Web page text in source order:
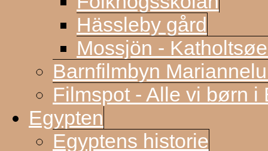
Hässleby gård
Mossjön -
Barnfilmbyn
Filmspot - Alle vi børn i
Egypten
Egyptens historie